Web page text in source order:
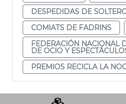
DESPEDIDAS DE
COMIATS DE FADRINS
FEDERACIÓN NACIONAL
DE OCIO Y
PREMIOS RECICLA LA